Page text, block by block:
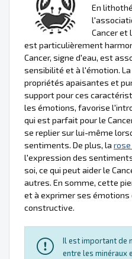
En
Cancer et
est particulièrement
Cancer, signe d'eau, est
sensibilité et à l'émotion. La
propriétés apaisantes et
support pour ces
les émotions, favorise
qui est parfait pour le
se replier sur lui-même
sentiments. De plus, la
l'expression des
soi, ce qui peut aider le
autres. En somme, cette
et à exprimer ses
constructive.
Il est important de
entre les minéraux